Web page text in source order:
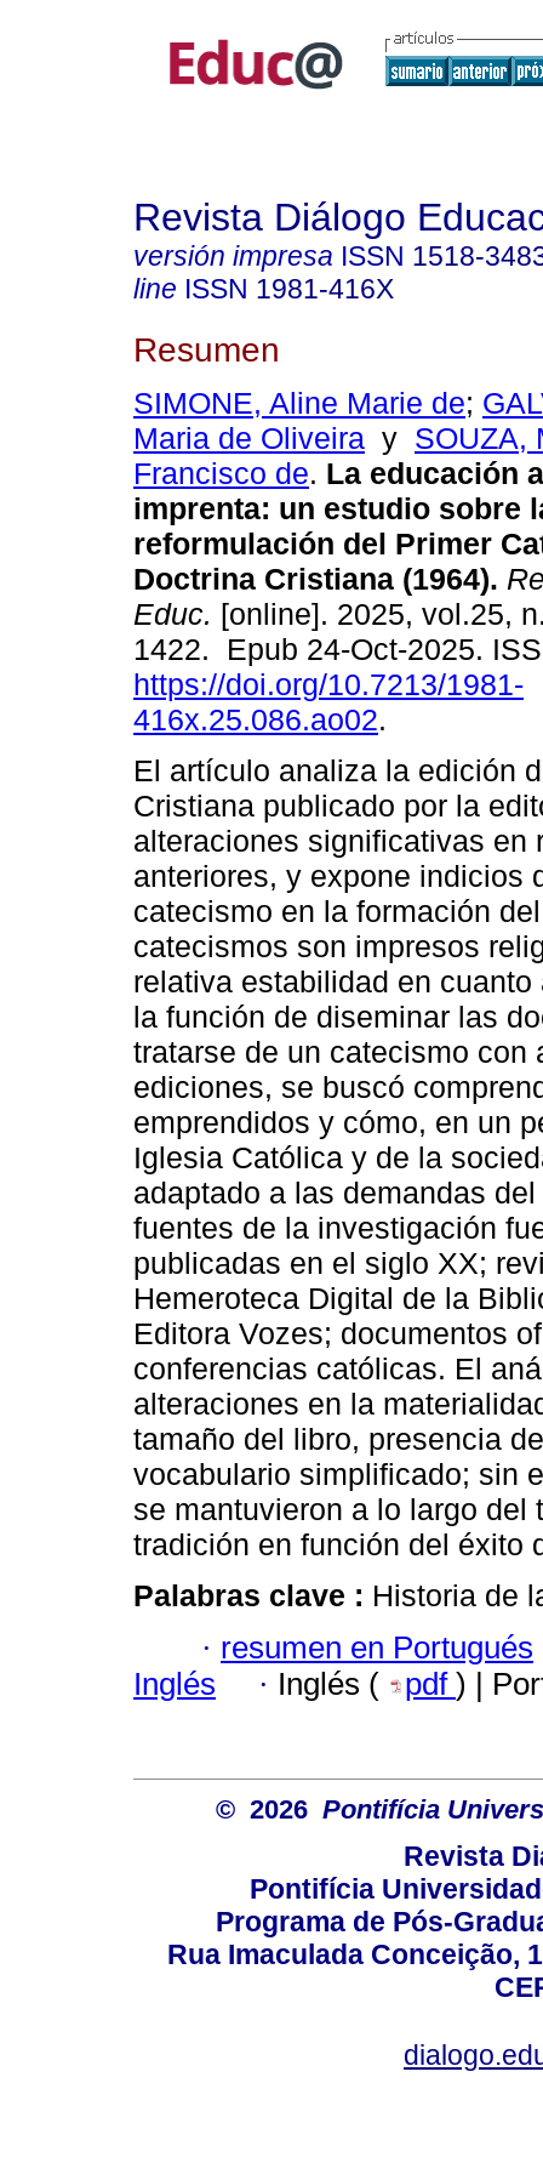
Revista Diálogo
versión impresa ISSN 1518-
line ISSN 1981-416X
Resumen
SIMONE, Aline Marie de;
Maria de Oliveira y SOUZA,
Francisco de. La educación
imprenta: un estudio sobre
reformulación del Primer
Doctrina Cristiana (1964).
Educ. [online]. 2025, vol.25,
1422. Epub 24-Oct-2025.
https://doi.org/10.7213/1981-
416x.25.086.ao02.
El artículo analiza la edición
Cristiana publicado por la
alteraciones significativas en
anteriores, y expone indicios
catecismo en la formación
catecismos son impresos
relativa estabilidad en
la función de diseminar las
tratarse de un catecismo con
ediciones, se buscó
emprendidos y cómo, en un
Iglesia Católica y de la
adaptado a las demandas
fuentes de la investigación
publicadas en el siglo XX;
Hemeroteca Digital de la
Editora Vozes; documentos
conferencias católicas. El
alteraciones en la
tamaño del libro, presencia
vocabulario simplificado; sin
se mantuvieron a lo largo
tradición en función del éxito
Palabras clave : Historia de
· resumen en Portugués
Inglés
· Inglés ( pdf ) |
© 2026 Pontifícia
Revista
Pontifícia
Programa de Pós-
Rua Imaculada Conceição,